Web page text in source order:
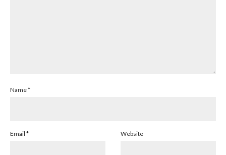
Name*
Email * Website